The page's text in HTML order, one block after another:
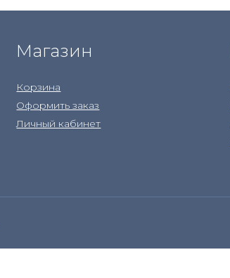
Магазин
Корзина
Оформить заказ
Личный кабинет